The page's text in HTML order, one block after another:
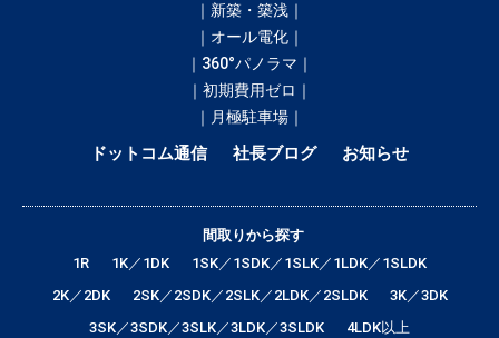
｜新築・築浅｜
｜オール電化｜
｜360°パノラマ｜
｜初期費用ゼロ｜
｜月極駐車場｜
ドットコム通信 社長ブログ お知らせ
間取りから探す
1R
1K／1DK
1SK／1SDK／1SLK／1LDK／1SLDK
2K／2DK
2SK／2SDK／2SLK／2LDK／2SLDK
3K／3DK
3SK／3SDK／3SLK／3LDK／3SLDK
4LDK以上